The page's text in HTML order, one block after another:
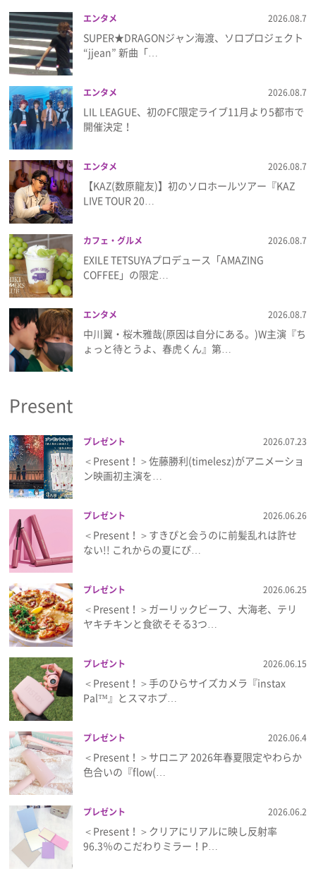
エンタメ 2026.08.7
SUPER★DRAGONジャン海渡、ソロプロジェクト
“jjean” 新曲「…
エンタメ 2026.08.7
LIL LEAGUE、初のFC限定ライブ11月より5都市で
開催決定！
エンタメ 2026.08.7
【KAZ(数原龍友)】初のソロホールツアー『KAZ
LIVE TOUR 20…
カフェ・グルメ 2026.08.7
EXILE TETSUYAプロデュース「AMAZING
COFFEE」の限定…
エンタメ 2026.08.7
中川翼・桜木雅哉(原因は自分にある。)W主演『ち
ょっと待とうよ、春虎くん』第…
Present
プレゼント 2026.07.23
＜Present！＞佐藤勝利(timelesz)がアニメーショ
ン映画初主演を…
プレゼント 2026.06.26
＜Present！＞すきぴと会うのに前髪乱れは許せ
ない!! これからの夏にぴ…
プレゼント 2026.06.25
＜Present！＞ガーリックビーフ、大海老、テリ
ヤキチキンと食欲そそる3つ…
プレゼント 2026.06.15
＜Present！＞手のひらサイズカメラ『instax
Pal™』とスマホプ…
プレゼント 2026.06.4
＜Present！＞サロニア 2026年春夏限定やわらか
色合いの『flow(…
プレゼント 2026.06.2
＜Present！＞クリアにリアルに映し反射率
96.3％のこだわりミラー！P…